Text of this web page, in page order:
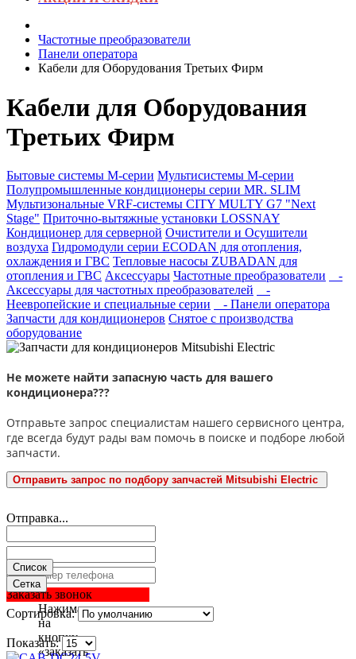
Частотные преобразователи
Панели оператора
Кабели для Оборудования Третьих Фирм
Кабели для Оборудования
Третьих Фирм
Бытовые системы M-серии Мультисистемы M-серии
Полупромышленные кондиционеры серии MR. SLIM
Мультизональные VRF-системы CITY MULTY G7 "Next
Stage" Приточно-вытяжные установки LOSSNAY
Кондиционер для серверной Очистители и Осушители
воздуха Гидромодули серии ECODAN для отопления,
охлаждения и ГВС Тепловые насосы ZUBADAN для
отопления и ГВС Аксесcуары Частотные преобразователи
-
Аксессуары для частотных преобразователей
-
Неевропейские и специальные серии
- Панели оператора
Запчасти для кондиционеров Снятое с производства
оборудование
Не можете найти запасную часть для вашего
кондиционера???
Отправьте запрос специалистам нашего сервисного центра,
где всегда будут рады вам помочь в поиске и подборе любой
запчасти.
Отправить запрос по подбору запчастей Mitsubishi Electric
Отправка...
Заказать звонок
Нажимая
на
кнопку
«заказать
Список
Сетка
Сортировка:
Показать: